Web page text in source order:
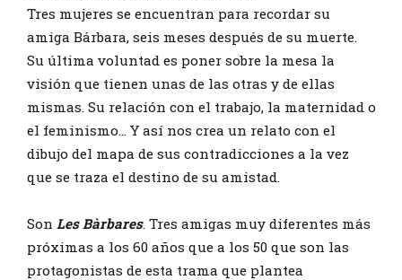
Tres mujeres se encuentran para recordar su
amiga Bárbara, seis meses después de su muerte.
Su última voluntad es poner sobre la mesa la
visión que tienen unas de las otras y de ellas
mismas. Su relación con el trabajo, la maternidad o
el feminismo... Y así nos crea un relato con el
dibujo del mapa de sus contradicciones a la vez
que se traza el destino de su amistad.
Son Les Bàrbares. Tres amigas muy diferentes más
próximas a los 60 años que a los 50 que son las
protagonistas de esta trama que plantea